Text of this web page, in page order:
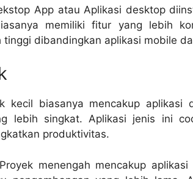
App atau Aplikasi desktop
memiliki fitur yang lebih
tinggi dibandingkan aplikasi mobile
kecil biasanya mencakup
lebih singkat. Aplikasi jenis ini
produktivitas.
menengah mencakup